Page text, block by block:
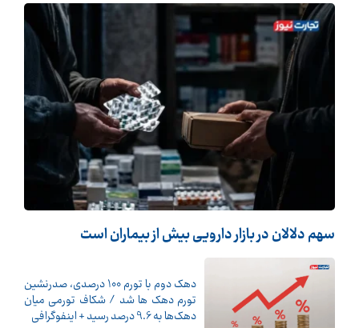
سهم دلالان در بازار دارویی بیش از بیماران است
دهک دوم با تورم 100 درصدی، صدرنشین
تورم دهک ها شد / شکاف تورمی میان
دهک‌ها به 9.6 درصد رسید + اینفوگرافی